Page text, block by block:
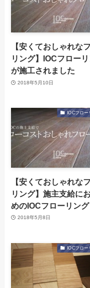
【安くておしゃれな
リング】IOCフロー
が施工されました
2018年5月10日
IOCフロー
【安くておしゃれな
リング】施主支給に
めのIOCフローリン
2018年5月8日
IOCフロー